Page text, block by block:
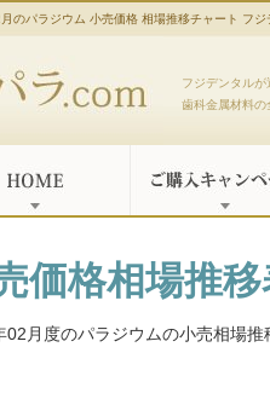
のパラジウム 小売価格 相場推移チャート フジ
フジデンタルが
歯科金属材料の
価格相場推移
02月度のパラジウムの小売相場推